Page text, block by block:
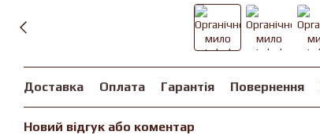
Доставка Оплата Гарантія Повернення
Новий відгук або коментар